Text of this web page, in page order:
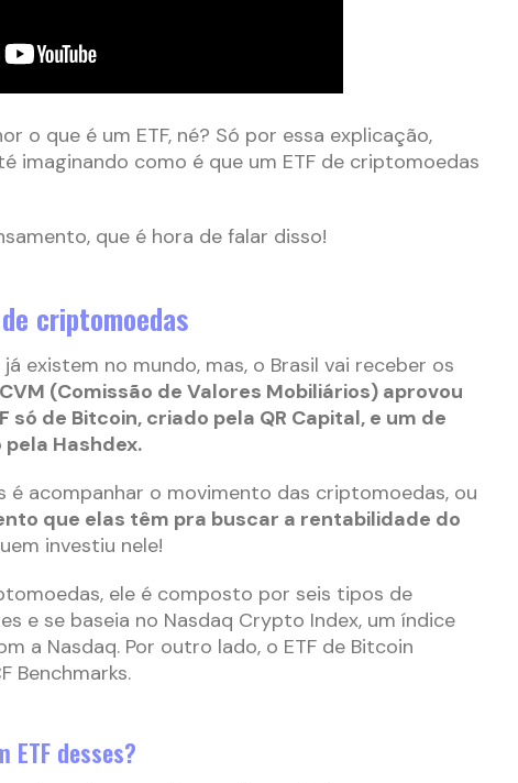
o que é um ETF, né? Só por essa explicação,
imaginando como é que um ETF de criptomoedas
que é hora de falar disso!
criptomoedas
existem no mundo, mas, o Brasil vai receber os
(Comissão de Valores Mobiliários) aprovou
só de Bitcoin, criado pela QR Capital, e um de
Hashdex.
é acompanhar o movimento das criptomoedas, ou
que elas têm pra buscar a rentabilidade do
investiu nele!
ele é composto por seis tipos de
e se baseia no Nasdaq Crypto Index, um índice
a Nasdaq. Por outro lado, o ETF de Bitcoin
Benchmarks.
ETF desses?